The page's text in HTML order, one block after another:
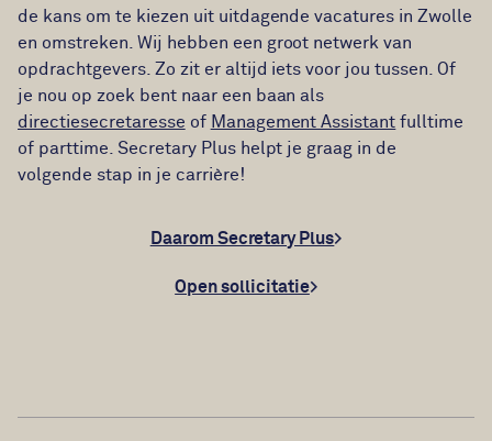
de kans om te kiezen uit uitdagende vacatures in Zwolle
en omstreken. Wij hebben een groot netwerk van
opdrachtgevers. Zo zit er altijd iets voor jou tussen. Of
je nou op zoek bent naar een baan als
directiesecretaresse of Management Assistant fulltime
of parttime. Secretary Plus helpt je graag in de
volgende stap in je carrière!
Daarom Secretary Plus
Open sollicitatie